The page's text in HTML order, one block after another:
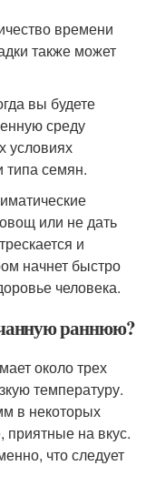
времени
также может
вы будете
среду
условиях
типа семян.
или не дать
и
начнет быстро
человека.
раннюю?
около трех
температуру.
в некоторых
на вкус.
что следует